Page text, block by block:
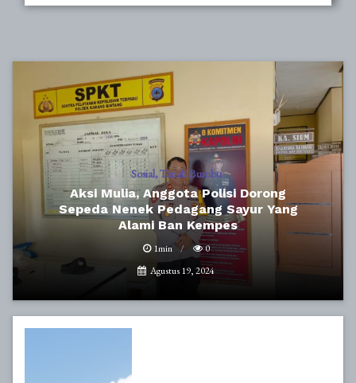
Sosial Tanah Bumbu
Aksi Mulia, Anggota Polisi Dorong
Sepeda Nenek Pedagang Sayur Yang
Alami Ban Kempes
1min
0
Agustus 19, 2024